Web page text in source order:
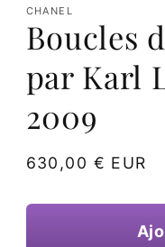
le
média
1
dans
une
fenêtre
CHANEL
Boucles
par Karl
2009
Prix
630,00 € EUR